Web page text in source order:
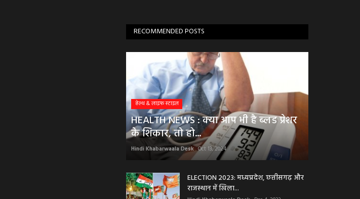
RECOMMENDED POSTS
हेल्थ & लाइफ स्टाइल
HEALTH NEWS : क्या आप भी है ब्लड प्रेशर
के शिकार, तो हो...
Hindi Khabarwaala Desk Oct 13, 2024
ELECTION 2023: मध्यप्रदेश, छत्तीसगढ़ और
राजस्थान में खिला...